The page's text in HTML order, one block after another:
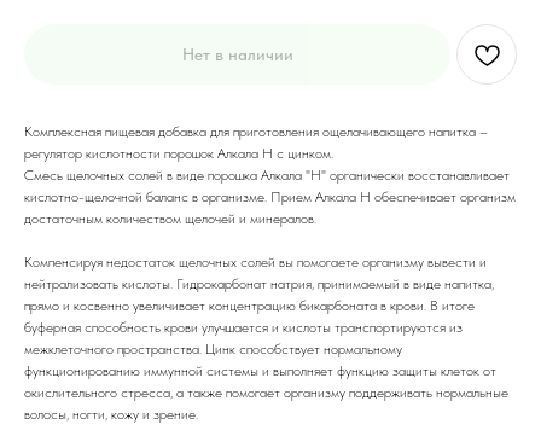
Нет в наличии
Комплексная пищевая добавка для приготовления ощелачивающего напитка –
регулятор кислотности порошок Алкала Н с цинком.
Смесь щелочных солей в виде порошка Aлкала "Н" органически восстанавливает
кислотно-щелочной баланс в организме. Прием Алкала Н обеспечивает организм
достаточным количеством щелочей и минералов.
Компенсируя недостаток щелочных солей вы помогаете организму вывести и
нейтрализовать кислоты. Гидрокарбонат натрия, принимаемый в виде напитка,
прямо и косвенно увеличивает концентрацию бикарбоната в крови. В итоге
буферная способность крови улучшается и кислоты транспортируются из
межклеточного пространства. Цинк способствует нормальному
функционированию иммунной системы и выполняет функцию защиты клеток от
окислительного стресса, а также помогает организму поддерживать нормальные
волосы, ногти, кожу и зрение.